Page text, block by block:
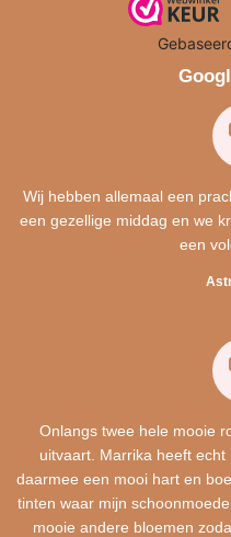
Wij hebben allemaal een
een gezellige middag en we
een
Onlangs twee hele mooie
uitvaart. Marrika heeft
daarmee een mooi hart en
tinten waar mijn
mooie andere bloemen